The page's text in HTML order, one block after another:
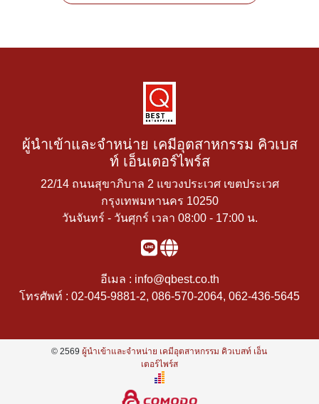
ผู้นำเข้าและจำหน่าย เคมีอุตสาหกรรม คิวเบส
ท์ เอ็นเตอร์ไพร์ส
22/14 ถนนสุขาภิบาล 2 แขวงประเวศ เขตประเวศ
กรุงเทพมหานคร 10250
วันจันทร์ - วันศุกร์ เวลา 08:00 - 17:00 น.
อีเมล : info@qbest.co.th
โทรศัพท์ : 02-045-9881-2, 086-570-2064, 062-436-5645
© 2569ผู้นำเข้าและจำหน่าย เคมีอุตสาหกรรม คิวเบสท์ เอ็น
เตอร์ไพร์ส